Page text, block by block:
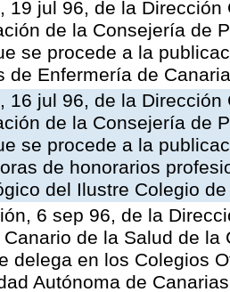
19 jul 96, de la
de la Consejería de
se procede a la
de Enfermería de
16 jul 96, de la
de la Consejería de
se procede a la
de honorarios
del Ilustre Colegio
6 sep 96, de la
de la Salud de
delega en los Colegios
Autónoma de